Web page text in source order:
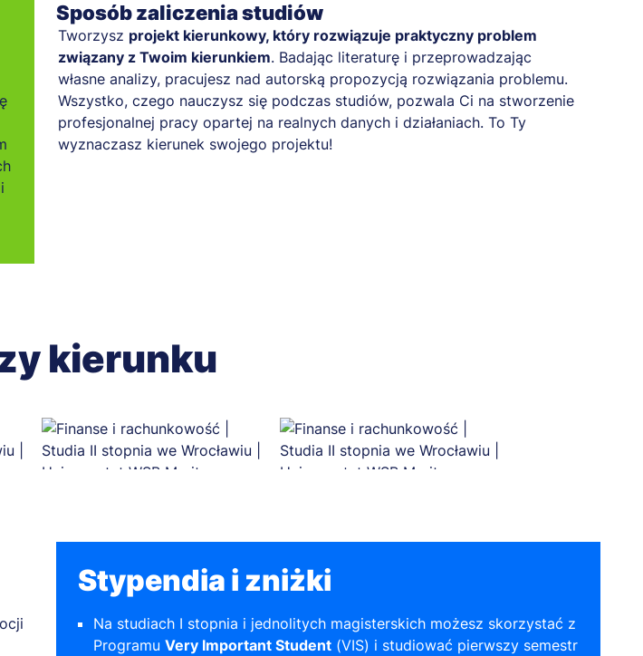
Sposób zaliczenia studiów
Tworzysz projekt kierunkowy, który rozwiązuje praktyczny problem
związany z Twoim kierunkiem. Badając literaturę i przeprowadzając
własne analizy, pracujesz nad autorską propozycją rozwiązania problemu.
Wszystko, czego nauczysz się podczas studiów, pozwala Ci na stworzenie
profesjonalnej pracy opartej na realnych danych i działaniach. To Ty
wyznaczasz kierunek swojego projektu!
kierunku
Stypendia i zniżki
Na studiach I stopnia i jednolitych magisterskich możesz skorzystać z
Programu Very Important Student (VIS) i studiować pierwszy semestr